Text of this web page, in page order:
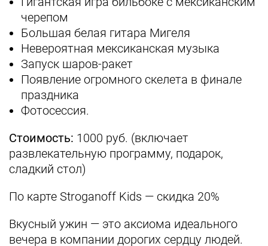
черепом
Большая белая гитара Мигеля
Невероятная мексиканская музыка
Запуск шаров-ракет
Появление огромного скелета в финале
праздника
Фотосессия.
Стоимость: 1000 руб. (включает
развлекательную программу, подарок,
сладкий стол)
По карте Stroganoff Kids — скидка 20%
Вкусный ужин — это аксиома идеального
вечера в компании дорогих сердцу людей.